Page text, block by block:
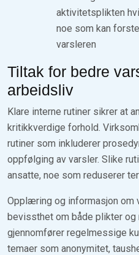
aktivitetsplikten
noe som kan
varsleren
Tiltak for bedre
arbeidsliv
Klare interne rutiner sikrer at
kritikkverdige forhold.
rutiner som inkluderer
oppfølging av varsler. Slike
ansatte, noe som reduserer
Opplæring og informasjon om
bevissthet om både plikter
gjennomfører regelmessige
temaer som anonymitet,